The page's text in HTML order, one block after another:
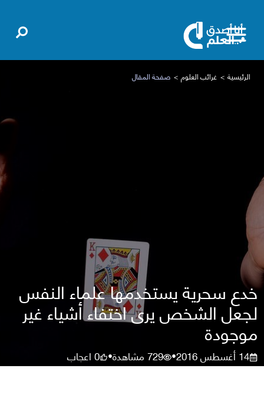
الرئيسية غرائب العلوم صفحة المقال
خدع سحرية يستخدمها علماء النفس
لجعل الشخص يرى اختفاء أشياء غير
موجودة
14 أغسطس 2016 •
729مشاهدة•
0اعجاب